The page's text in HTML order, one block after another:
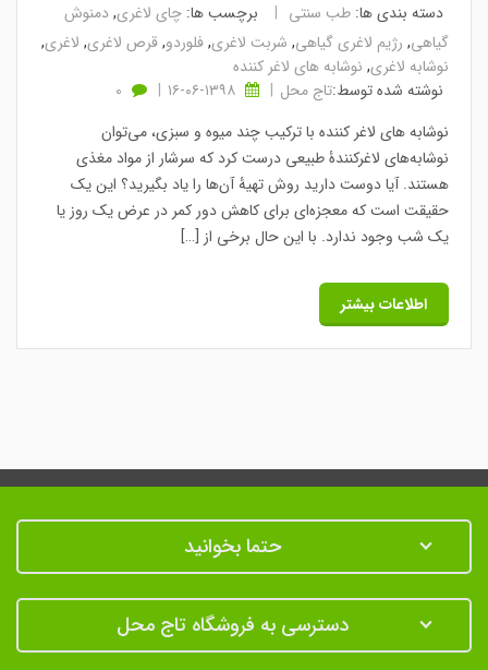
دسته بندی ها: طب سنتی برچسب ها: چای لاغری, دمنوش
گیاهی, رژیم لاغری گیاهی, شربت لاغری, فلوردو, قرص لاغری, لاغری,
نوشابه لاغری, نوشابه های لاغر کننده
نوشته شده توسط:تاج محل ۱۳۹۸-۰۶-۱۶
0
نوشابه های لاغر کننده با ترکیب چند میوه و سبزی، می‌توان
نوشابه‌های لاغرکنندۀ طبیعی درست کرد که سرشار از مواد مغذی
هستند. آیا دوست دارید روش تهیۀ آن‌ها را یاد بگیرید؟ این یک
حقیقت است که معجزه‌ای برای کاهش دور کمر در عرض یک روز یا
یک شب وجود ندارد. با این حال برخی از […]
اطلاعات بیشتر
حتما بخوانید
دسترسی به فروشگاه تاج محل